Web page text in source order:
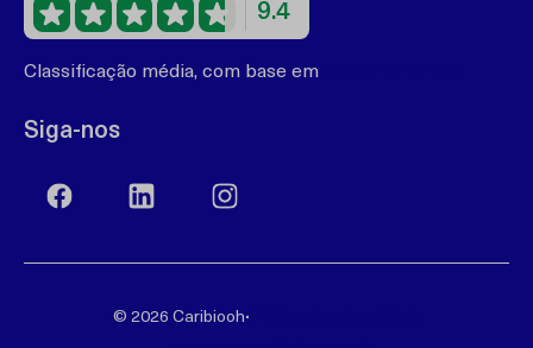
9.4
Classificação média, com base em
Siga-nos
© 2026 Caribiooh·